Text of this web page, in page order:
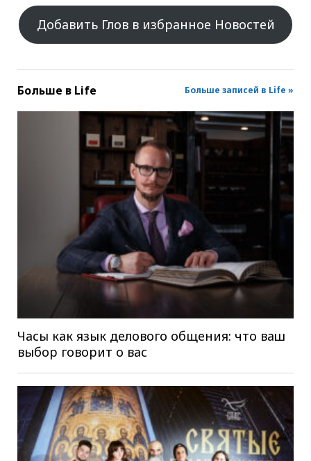
Добавить Глов в избранное Новостей
Больше в Life Больше записей в Life »
Часы как язык делового общения: что ваш
выбор говорит о вас